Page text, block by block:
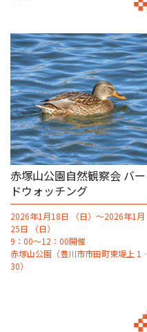
赤塚山公園自然観察会 バー
ドウォッチング
2026年1月18日 （日）～2026年1月
25日 （日）
9：00～12：00開催
赤塚山公園（豊川市市田町東堤上 1‐
30）